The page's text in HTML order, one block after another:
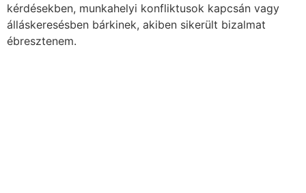
kérdésekben, munkahelyi konfliktusok kapcsán vagy
álláskeresésben bárkinek, akiben sikerült bizalmat
ébresztenem.